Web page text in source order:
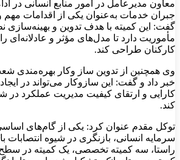
معاون مدیرعامل در امور منابع انسانی در
جبران خدمات به‌عنوان یکی از اقدامات مهم
گفت: این کمیته با هدف تدوین و بهینه‌سازی
مأموریت دارد تا مدل‌های مؤثر و عادلانه‌ای
کارکنان طراحی کند.
وی همچنین از تدوین ساز وکار بهره‌مندی
خبر داد و گفت: این سازوکار می‌تواند در
کارایی و ارتقای کیفیت مدیریت عملکرد
کند.
توکل ‌مقدم عنوان کرد: یکی از گام‌های
سرمایه انسانی، بازنگری در شیوه
راستا، سه کمیته تخصصی، یک کمیته در